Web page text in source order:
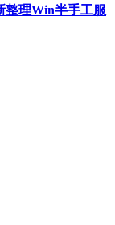
整理Win半手工服